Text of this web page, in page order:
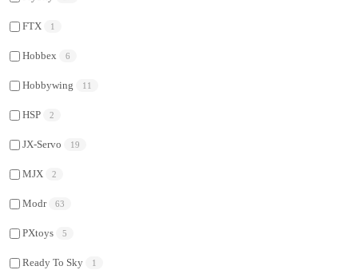
FTX 1
Hobbex 6
Hobbywing 11
HSP 2
JX-Servo 19
MJX 2
Modr 63
PXtoys 5
Ready To Sky 1